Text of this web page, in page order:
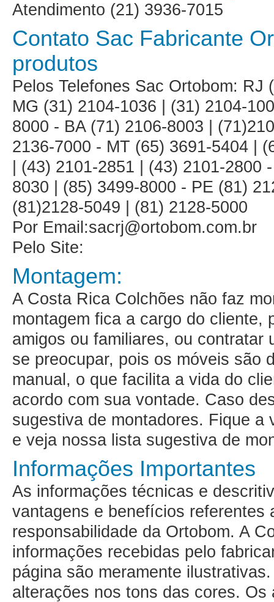
Atendimento (21) 3936-7015
Contato Sac Fabricante
produtos
Pelos Telefones Sac Ortobom: RJ
MG (31) 2104-1036 | (31) 2104-
8000 - BA (71) 2106-8003 |
2136-7000 - MT (65) 3691-5404 |
| (43) 2101-2851 | (43) 2101-
8030 | (85) 3499-8000 - PE (81)
(81)2128-5049 | (81) 2128-5000
Por Email:sacrj@ortobom.com.br
Pelo Site:
Montagem:
A Costa Rica Colchões não faz
montagem fica a cargo do cliente,
amigos ou familiares, ou contratar
se preocupar, pois os móveis são
manual, o que facilita a vida do
acordo com sua vontade. Caso
sugestiva de montadores. Fique a
e veja nossa lista sugestiva de
Informações Importantes
As informações técnicas e
vantagens e benefícios referentes
responsabilidade da Ortobom. A
informações recebidas pelo
página são meramente
alterações nos tons das cores.